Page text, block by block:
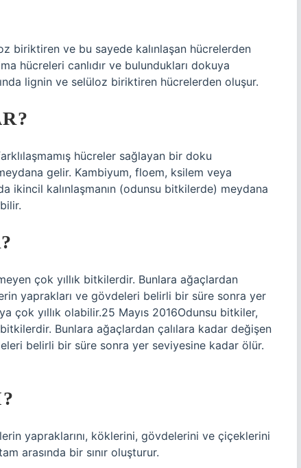
biriktiren ve bu sayede kalınlaşan hücrelerden
hücreleri canlıdır ve bulundukları dokuya
lignin ve selüloz biriktiren hücrelerden oluşur.
hücreler sağlayan bir doku
gelir. Kambiyum, floem, ksilem veya
ikincil kalınlaşmanın (odunsu bitkilerde) meydana
çok yıllık bitkilerdir. Bunlara ağaçlardan
yaprakları ve gövdeleri belirli bir süre sonra yer
çok yıllık olabilir.25 Mayıs 2016Odunsu bitkiler,
Bunlara ağaçlardan çalılara kadar değişen
belirli bir süre sonra yer seviyesine kadar ölür.
yapraklarını, köklerini, gövdelerini ve çiçeklerini
arasında bir sınır oluşturur.